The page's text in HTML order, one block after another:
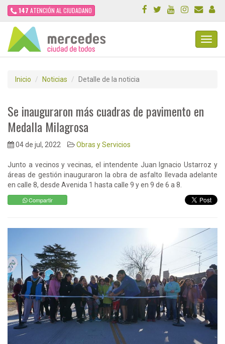
147 ATENCIÓN AL CIUDADANO
Inicio Noticias Detalle de la noticia
Se inauguraron más cuadras de pavimento en
Medalla Milagrosa
04 de jul, 2022 Obras y Servicios
Junto a vecinos y vecinas, el intendente Juan Ignacio Ustarroz y
áreas de gestión inauguraron la obra de asfalto llevada adelante
en calle 8, desde Avenida 1 hasta calle 9 y en 9 de 6 a 8.
Compartir